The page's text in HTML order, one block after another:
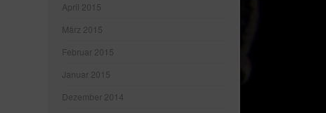
April 2015
März 2015
Februar 2015
Januar 2015
Dezember 2014